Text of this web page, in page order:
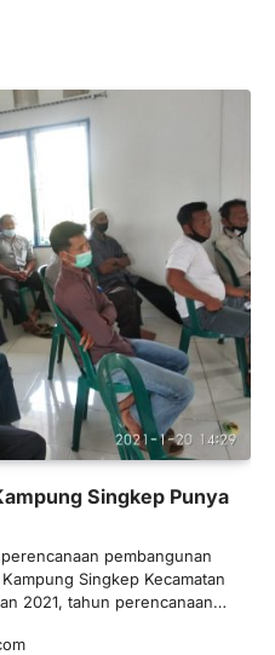
Singkep Punya
pembangunan
Singkep Kecamatan
2021, tahun perencanaan…